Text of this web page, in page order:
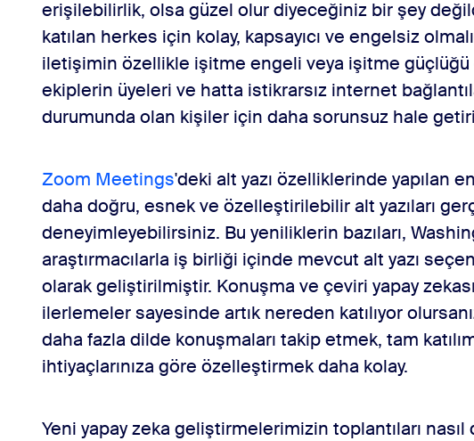
ihtiyaçlarınıza göre ayarlayabilme
için destek
cihazda işleme seçenekleri
özelliklerini kullanmaya başlama
erişilebilirlik, olsa güzel olur diyeceğiniz bir şey
katılan herkes için kolay, kapsayıcı ve engelsiz
iletişimin özellikle işitme engeli veya işitme güçlüğü
ekiplerin üyeleri ve hatta istikrarsız internet
durumunda olan kişiler için daha sorunsuz hale
Zoom Meetings'deki alt yazı özelliklerinde yapılan
daha doğru, esnek ve özelleştirilebilir alt yazıları
deneyimleyebilirsiniz. Bu yeniliklerin bazıları,
araştırmacılarla iş birliği içinde mevcut alt yazı
olarak geliştirilmiştir. Konuşma ve çeviri yapay
ilerlemeler sayesinde artık nereden katılıyor
daha fazla dilde konuşmaları takip etmek, tam
ihtiyaçlarınıza göre özelleştirmek daha kolay.
Yeni yapay zeka geliştirmelerimizin toplantıları